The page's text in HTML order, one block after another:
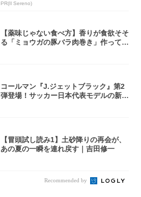
PR(Il Sereno)
【薬味じゃない食べ方】香りが食欲そそ
る「ミョウガの豚バラ肉巻き」作ってみ
コールマン『J.ジェットブラック』第2
弾登場！サッカー日本代表モデルの新作
【冒頭試し読み1】土砂降りの再会が、
あの夏の一瞬を連れ戻す｜吉田修一
Recommended by